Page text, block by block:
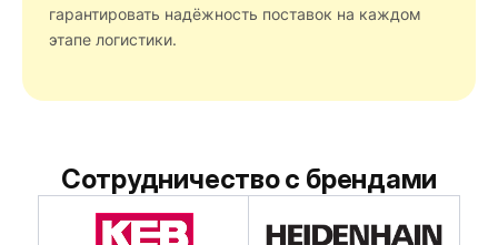
гарантировать надёжность поставок на каждом
этапе логистики.
Сотрудничество с брендами